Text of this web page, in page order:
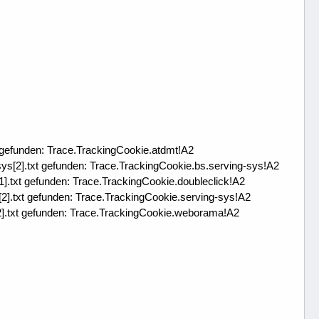
Trace.TrackingCookie.atdmt!A2
gefunden: Trace.TrackingCookie.bs.serving-sys!A2
gefunden: Trace.TrackingCookie.doubleclick!A2
gefunden: Trace.TrackingCookie.serving-sys!A2
gefunden: Trace.TrackingCookie.weborama!A2